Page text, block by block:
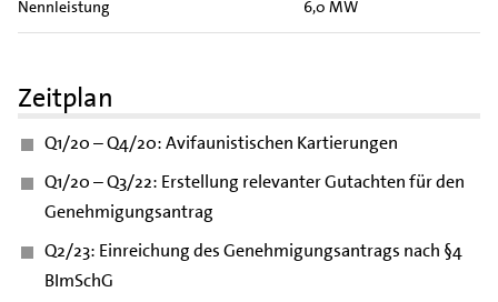
Nennleistung 6,0 MW
Zeitplan
Q1/20 – Q4/20: Avifaunistischen Kartierungen
Q1/20 – Q3/22: Erstellung relevanter Gutachten für den
Genehmigungsantrag
Q2/23: Einreichung des Genehmigungsantrags nach §4
BImSchG